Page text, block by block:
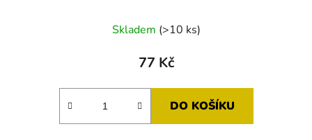
hodnocení
produktu
5,0
Skladem (>10 ks)
77 Kč
DO KOŠÍKU